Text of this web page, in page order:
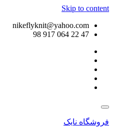
Skip to content
nikeflyknit@yahoo.com
47 22 064 917 98
فروشگاه نایک